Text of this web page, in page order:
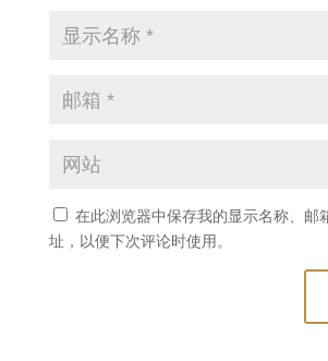
在此浏览器中保存我的显示名称、邮
址，以便下次评论时使用。